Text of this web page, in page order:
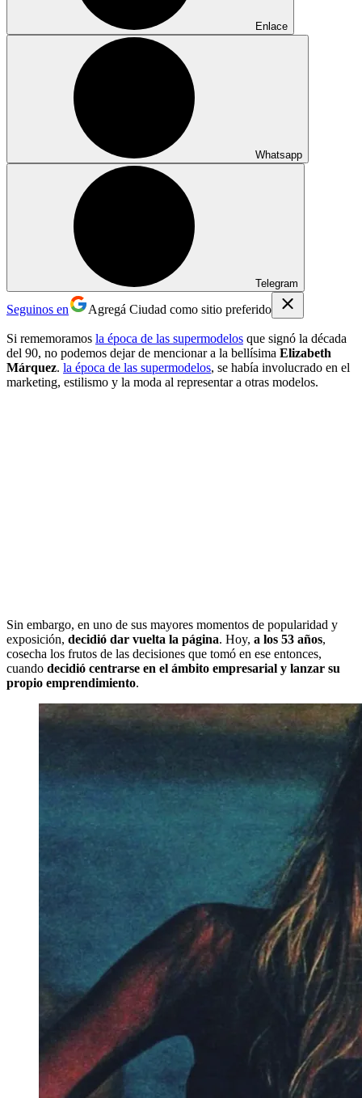
Enlace
Whatsapp
Telegram
Seguinos en Agregá Ciudad como sitio preferido
Si rememoramos la época de las supermodelos que signó la década
del 90, no podemos dejar de mencionar a la bellísima Elizabeth
Márquez. la época de las supermodelos, se había involucrado en el
marketing, estilismo y la moda al representar a otras modelos.
Sin embargo, en uno de sus mayores momentos de popularidad y
exposición, decidió dar vuelta la página. Hoy, a los 53 años,
cosecha los frutos de las decisiones que tomó en ese entonces,
cuando decidió centrarse en el ámbito empresarial y lanzar su
propio emprendimiento.